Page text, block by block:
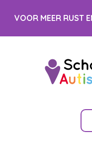
naarVOOR MEER RUST